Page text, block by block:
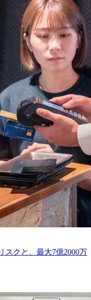
スクと、最大7億2000万